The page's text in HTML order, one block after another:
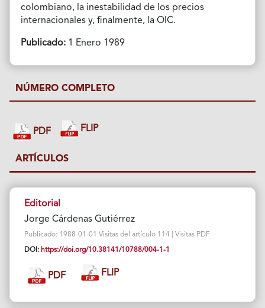
colombiano, la inestabilidad de los precios
internacionales y, finalmente, la OIC.
Publicado:1 Enero 1989
NÚMERO COMPLETO
PDF FLIP
ARTÍCULOS
Editorial
Jorge Cárdenas Gutiérrez
Publicado: 1988-01-01 Visitas del artículo 114 | Visitas PDF
DOI: https://doi.org/10.38141/10788/004-1-1
PDF FLIP